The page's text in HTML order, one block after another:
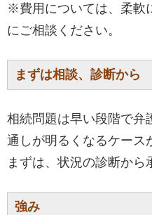
※費用については、柔軟
にご相談ください。
まずは相談、診断から
相続問題は早い段階で弁
通しが明るくなるケース
まずは、状況の診断から
強み